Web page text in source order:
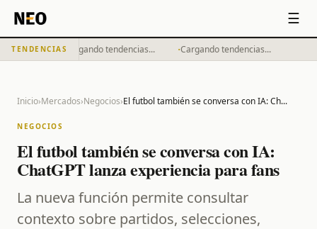
☰
TENDENCIAS
·Cargando tendencias... ·Cargando tendencias...
Inicio›Mercados›Negocios›El futbol también se conversa con IA: Ch...
NEGOCIOS
El futbol también se conversa con IA:
ChatGPT lanza experiencia para fans
La nueva función permite consultar
contexto sobre partidos, selecciones,